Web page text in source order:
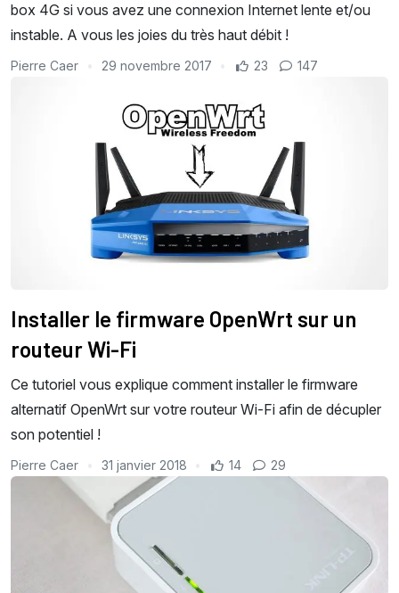
box 4G si vous avez une connexion Internet lente et/ou
instable. A vous les joies du très haut débit !
Pierre Caer 29 novembre 2017 23 147
Installer le firmware OpenWrt sur un
routeur Wi-Fi
Ce tutoriel vous explique comment installer le firmware
alternatif OpenWrt sur votre routeur Wi-Fi afin de décupler
son potentiel !
Pierre Caer 31 janvier 2018 14 29